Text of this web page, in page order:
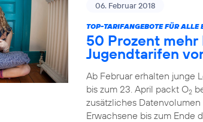
06. Februar 2018
TOP-TARIFANGEBOTE FÜR ALLE
50 Prozent
Jugendtarifen
Ab Februar erhalten junge
bis zum 23. April packt O2
zusätzliches
Erwachsene bis zum Ende